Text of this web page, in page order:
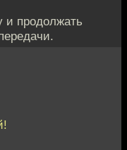
и продолжать